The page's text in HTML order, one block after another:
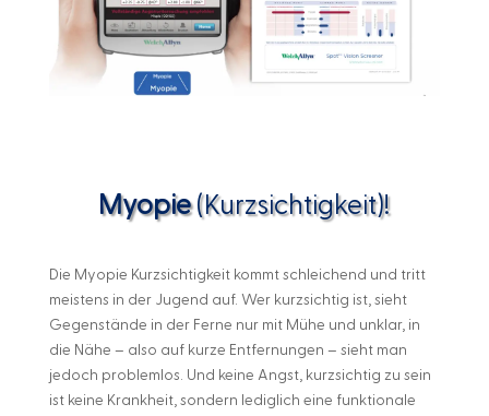
Myopie(Kurzsichtigkeit)!
Die Myopie Kurzsichtigkeit kommt schleichend und tritt
meistens in der Jugend auf. Wer kurzsichtig ist, sieht
Gegenstände in der Ferne nur mit Mühe und unklar, in
die Nähe – also auf kurze Entfernungen – sieht man
jedoch problemlos. Und keine Angst, kurzsichtig zu sein
ist keine Krankheit, sondern lediglich eine funktionale